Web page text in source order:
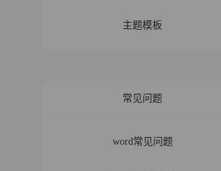
主题模板
常见问题
word常见问题